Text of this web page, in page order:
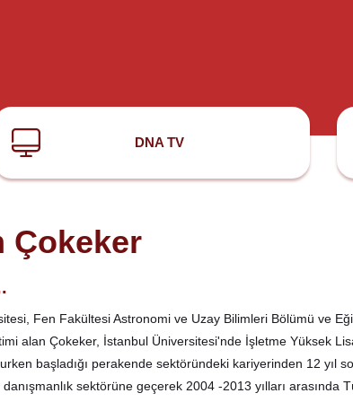
DNA TV
Çokeker
Fen Fakültesi Astronomi ve Uzay Bilimleri Bölümü ve
alan Çokeker, İstanbul Üniversitesi'nde İşletme Yüksek
başladığı perakende sektöründeki kariyerinden 12 yıl
sektörüne geçerek 2004 -2013 yılları arasında